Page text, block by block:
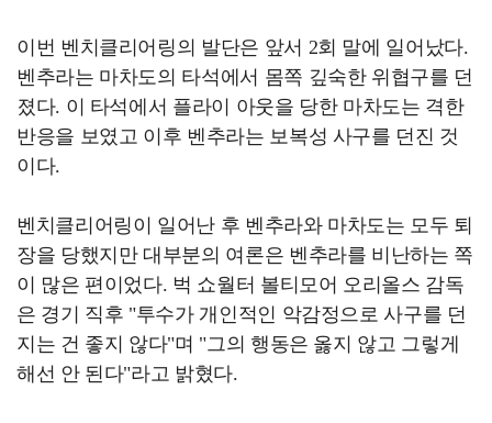
이번 벤치클리어링의 발단은 앞서 2회 말에 일어났다.
벤추라는 마차도의 타석에서 몸쪽 깊숙한 위협구를 던
졌다. 이 타석에서 플라이 아웃을 당한 마차도는 격한
반응을 보였고 이후 벤추라는 보복성 사구를 던진 것
이다.
벤치클리어링이 일어난 후 벤추라와 마차도는 모두 퇴
장을 당했지만 대부분의 여론은 벤추라를 비난하는 쪽
이 많은 편이었다. 벅 쇼월터 볼티모어 오리올스 감독
은 경기 직후 "투수가 개인적인 악감정으로 사구를 던
지는 건 좋지 않다"며 "그의 행동은 옳지 않고 그렇게
해선 안 된다"라고 밝혔다.